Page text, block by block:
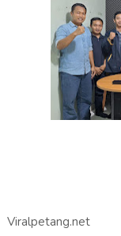
Viralpetang.net